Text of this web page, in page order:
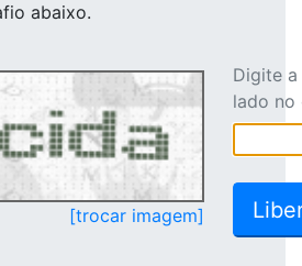
abaixo.
[trocar imagem]
Digite
lado no